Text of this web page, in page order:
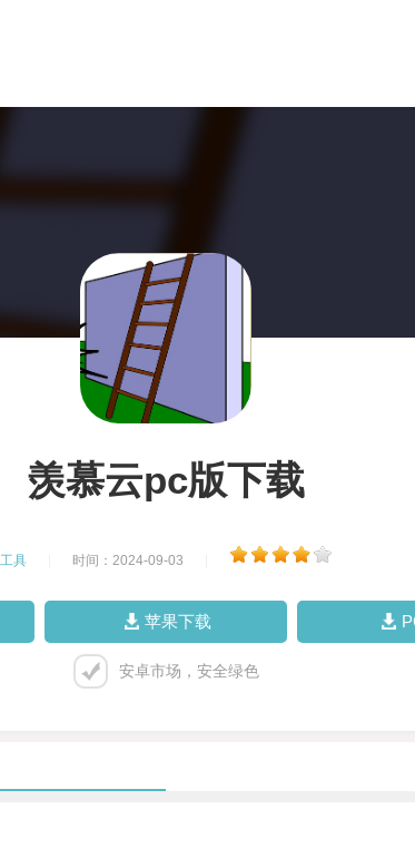
羡慕云pc版下载
工具 时间：2024-09-03
苹果下载
安卓市场，安全绿色